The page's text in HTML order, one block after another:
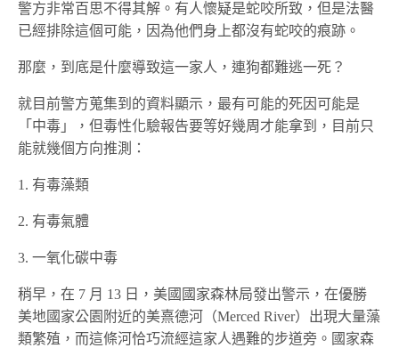
警方非常百思不得其解。有人懷疑是蛇咬所致，但是法醫
已經排除這個可能，因為他們身上都沒有蛇咬的痕跡。
那麼，到底是什麼導致這一家人，連狗都難逃一死？
就目前警方蒐集到的資料顯示，最有可能的死因可能是
「中毒」，但毒性化驗報告要等好幾周才能拿到，目前只
能就幾個方向推測：
1. 有毒藻類
2. 有毒氣體
3. 一氧化碳中毒
稍早，在 7 月 13 日，美國國家森林局發出警示，在優勝
美地國家公園附近的美熹德河（Merced River）出現大量藻
類繁殖，而這條河恰巧流經這家人遇難的步道旁。國家森